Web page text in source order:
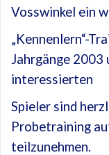
Vosswinkel ein
„Kennenlern“-
Jahrgänge
interessierten
Spieler sind
Probetraining
teilzunehmen.